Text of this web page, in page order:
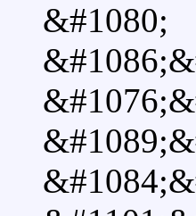
&#1080;